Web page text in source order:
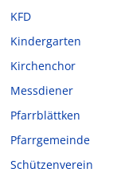
KFD
Kindergarten
Kirchenchor
Messdiener
Pfarrblättken
Pfarrgemeinde
Schützenverein